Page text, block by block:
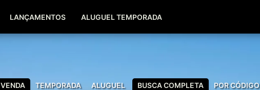
(51) 99600-0039
LANÇAMENTOS ALUGUEL TEMPORADA
VENDA TEMPORADA ALUGUEL BUSCA COMPLETA POR CÓDIGO